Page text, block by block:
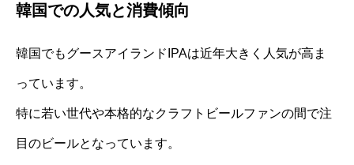
韓国での人気と消費傾向
韓国でもグースアイランドIPAは近年大きく人気が高ま
っています。
特に若い世代や本格的なクラフトビールファンの間で注
目のビールとなっています。